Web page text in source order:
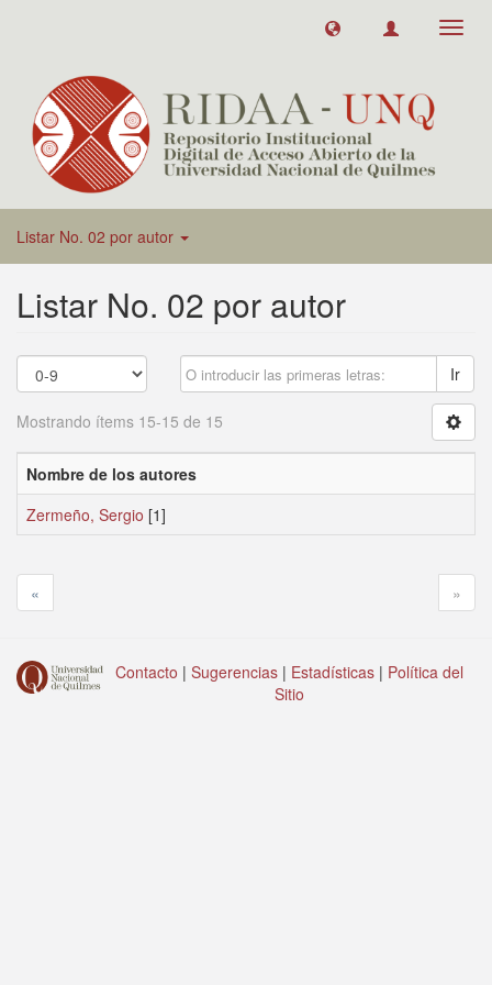
Listar No. 02 por autor
Listar No. 02 por autor
Ir
Mostrando ítems 15-15 de 15
Nombre de los autores
Zermeño, Sergio [1]
« »
Contacto | Sugerencias | Estadísticas | Política del
Sitio